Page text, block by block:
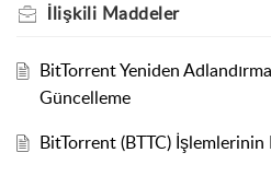
İlişkili Maddeler
BitTorrent Yeniden
Güncelleme
BitTorrent (BTTC) İşlemlerinin